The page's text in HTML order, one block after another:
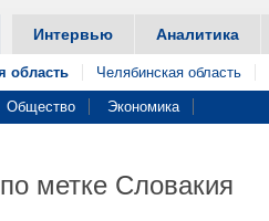
Интервью Аналитика
область Челябинская область
Общество Экономика
метке Словакия